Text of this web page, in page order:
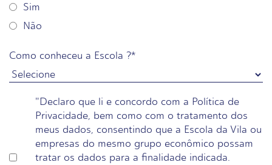
Sim
Não
Como conheceu a Escola ?*
"Declaro que li e concordo com a Política de
Privacidade, bem como com o tratamento dos
meus dados, consentindo que a Escola da Vila ou
empresas do mesmo grupo econômico possam
tratar os dados para a finalidade indicada.